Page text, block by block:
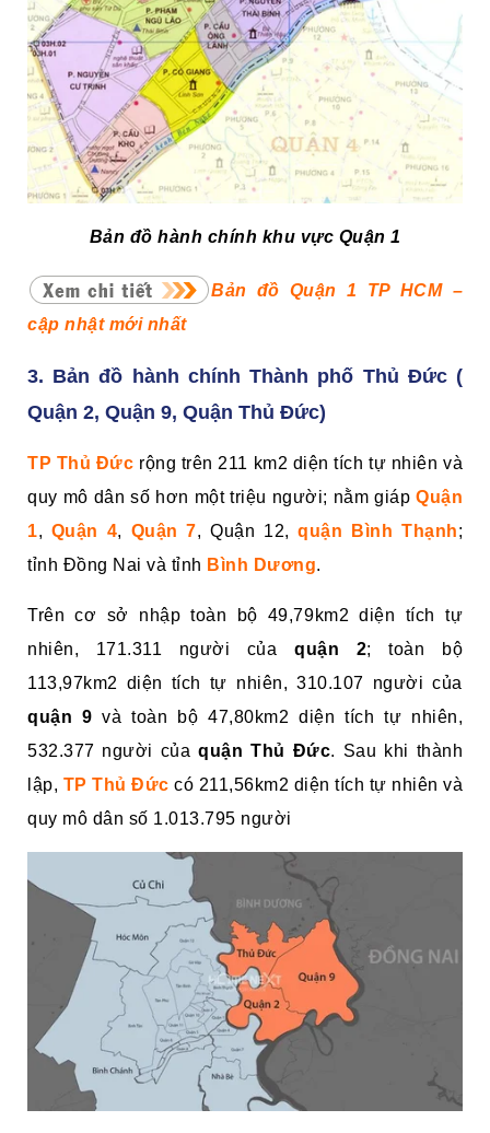
Bản đồ hành chính khu vực Quận 1
Bản đồ Quận 1 TP HCM –
cập nhật mới nhất
3. Bản đồ hành chính Thành phố Thủ Đức (
Quận 2, Quận 9, Quận Thủ Đức)
TP Thủ Đức rộng trên 211 km2 diện tích tự nhiên và
quy mô dân số hơn một triệu người; nằm giáp Quận
1, Quận 4, Quận 7, Quận 12,quận Bình Thạnh;
tỉnh Đồng Nai và tỉnh Bình Dương.
Trên cơ sở nhập toàn bộ 49,79km2 diện tích tự
nhiên, 171.311 người củaquận 2; toàn bộ
113,97km2 diện tích tự nhiên, 310.107 người của
quận 9 và toàn bộ 47,80km2 diện tích tự nhiên,
532.377 người củaquận Thủ Đức. Sau khi thành
lập, TP Thủ Đức có 211,56km2 diện tích tự nhiên và
quy mô dân số 1.013.795 người